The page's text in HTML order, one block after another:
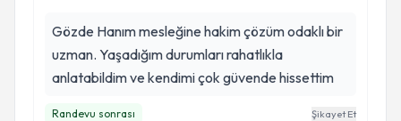
Gözde Hanım mesleğine hakim çözüm odaklı bir
uzman. Yaşadığım durumları rahatlıkla
anlatabildim ve kendimi çok güvende hissettim
Randevu sonrası Şikayet Et